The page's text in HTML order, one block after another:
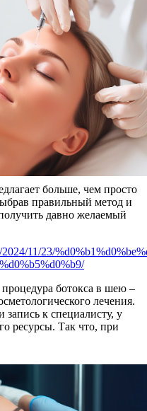
больше, чем просто
правильный метод и
давно желаемый
11/23/
ботокса в шею –
лечения.
к специалисту, у
ресурсы. Так что, при